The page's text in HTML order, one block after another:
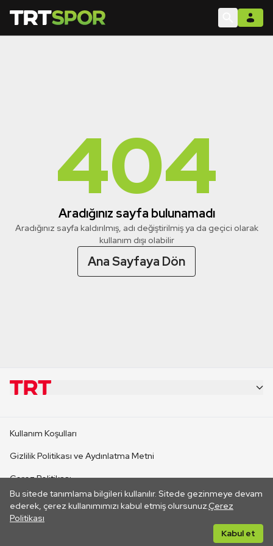
404
Aradığınız sayfa bulunamadı
Aradığınız sayfa kaldırılmış, adı değiştirilmiş ya da geçici olarak
kullanım dışı olabilir
Ana Sayfaya Dön
Bu sitede tanımlama bilgileri kullanılır. Sitede gezinmeye devam
ederek, çerez kullanımımızı kabul etmiş olursunuz.Çerez
Politikası
Kabul et
CANLI YAYINLAR
Kullanım Koşulları
Gizlilik Politikası ve Aydınlatma Metni
Çerez Politikası
İletişim
Her hakkı saklıdır. ©2026 TRT. Bağlantı yoluyla gidilen dış